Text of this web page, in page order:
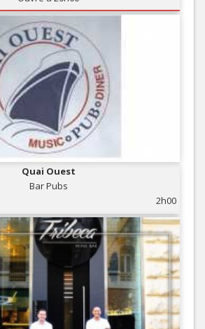
Quai Ouest
Bar Pubs
2h00